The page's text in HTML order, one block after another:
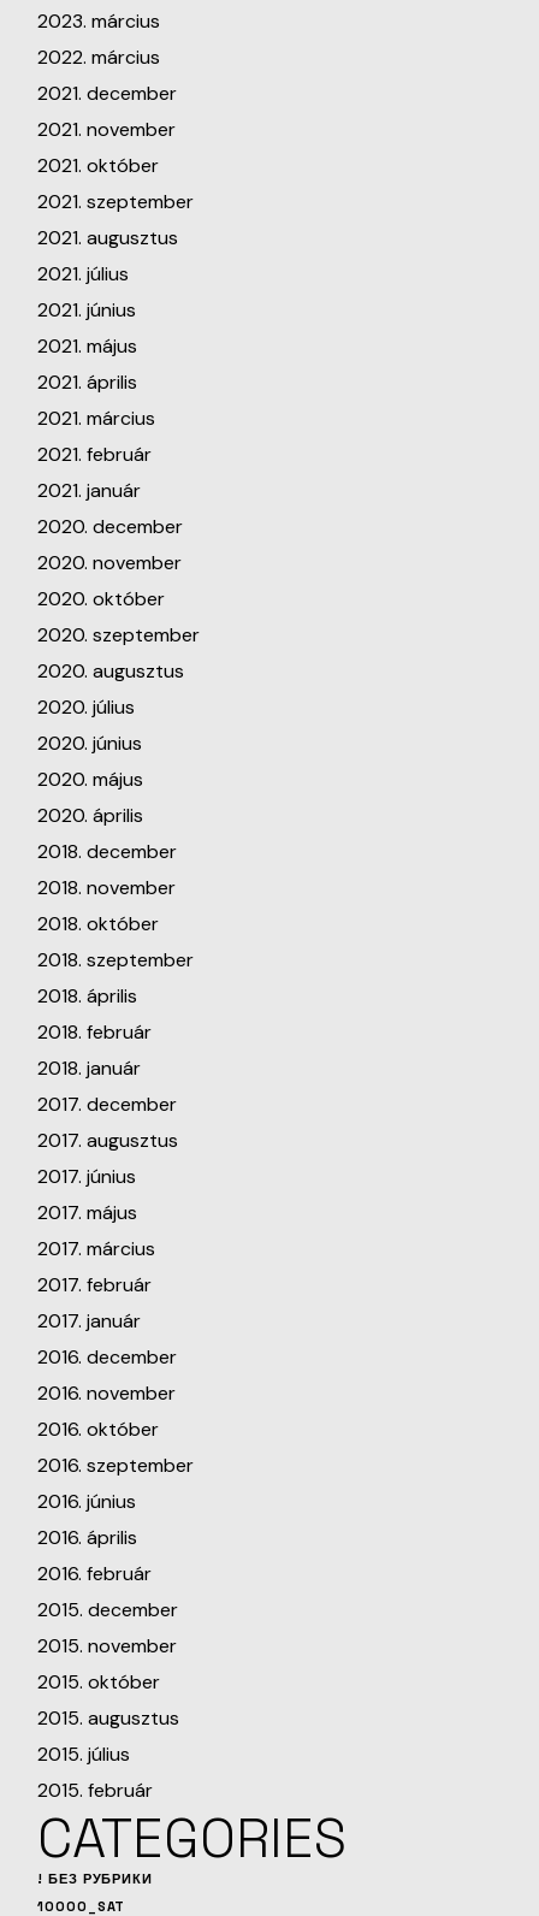
2023. március
2022. március
2021. december
2021. november
2021. október
2021. szeptember
2021. augusztus
2021. július
2021. június
2021. május
2021. április
2021. március
2021. február
2021. január
2020. december
2020. november
2020. október
2020. szeptember
2020. augusztus
2020. július
2020. június
2020. május
2020. április
2018. december
2018. november
2018. október
2018. szeptember
2018. április
2018. február
2018. január
2017. december
2017. augusztus
2017. június
2017. május
2017. március
2017. február
2017. január
2016. december
2016. november
2016. október
2016. szeptember
2016. június
2016. április
2016. február
2015. december
2015. november
2015. október
2015. augusztus
2015. július
2015. február
CATEGORIES
! БЕЗ РУБРИКИ
10000_SAT